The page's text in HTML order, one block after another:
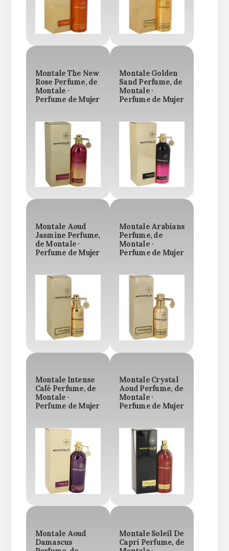
Montale The New
Rose Perfume, de
Montale ·
Perfume de Mujer
Montale Golden
Sand Perfume, de
Montale ·
Perfume de Mujer
Montale Aoud
Jasmine Perfume,
de Montale ·
Perfume de Mujer
Montale Arabians
Perfume, de
Montale ·
Perfume de Mujer
Montale Intense
Café Perfume, de
Montale ·
Perfume de Mujer
Montale Crystal
Aoud Perfume, de
Montale ·
Perfume de Mujer
Montale Aoud
Damascus
Montale Soleil De
Capri Perfume, de